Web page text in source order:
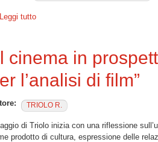
Leggi tutto
cinema in
l’analisi di film”
TRIOLO R.
di Triolo inizia con una riflessione
prodotto di cultura, espressione delle